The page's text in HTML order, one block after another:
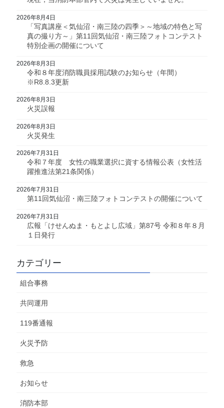
「写真講座＜気仙沼・南三陸の四季＞～地域の特色と写
真の撮り方～」第11回気仙沼・南三陸フォトコンテスト
特別企画の開催について
2026年8月4日
令和８年度消防職員採用試験のお知らせ（年間）
※R8.8.3更新
2026年8月3日
火災誤報
2026年8月3日
火災発生
2026年8月3日
令和７年度 女性の職業選択に資する情報公表（女性活
躍推進法第21条関係）
2026年7月31日
第11回気仙沼・南三陸フォトコンテストの開催について
2026年7月31日
広報「けせんぬま・もとよし広域」第87号 令和８年８月
１日発行
2026年7月31日
カテゴリー
組合事務
共同運用
119番通報
火災予防
救急
お知らせ
消防本部